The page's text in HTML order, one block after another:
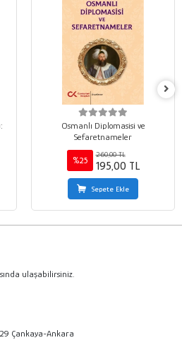
Osmanlı Diplomasisi ve
Sefaretnameler
%25
260,00 TL
195,00 TL
Sepete Ekle
ulaşabilirsiniz.
Çankaya-Ankara